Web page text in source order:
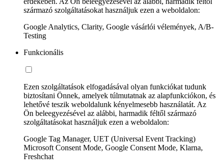
származó szolgáltatásokat használjuk ezen a weboldalon:
Google Analytics, Clarity, Google vásárlói vélemények, A/B-
Testing
Funkcionális
Ezen szolgáltatások elfogadásával olyan funkciókat tudunk
biztosítani Önnek, amelyek túlmutatnak az alapfunkciókon, és
lehetővé teszik weboldalunk kényelmesebb használatát. Az
Ön beleegyezésével az alábbi, harmadik féltől származó
szolgáltatásokat használjuk ezen a weboldalon:
Google Tag Manager, UET (Universal Event Tracking)
Microsoft Consent Mode, Google Consent Mode, Klarna,
Freshchat